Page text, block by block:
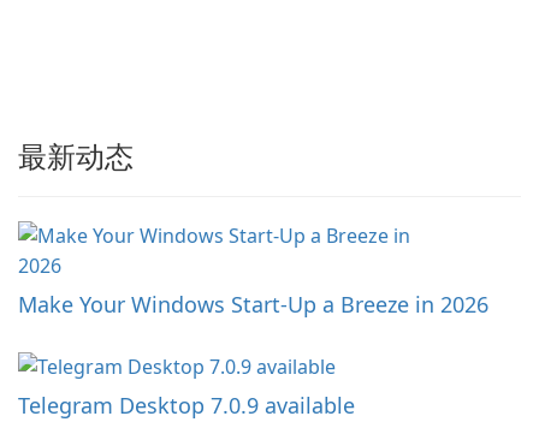
最新动态
Make Your Windows Start-Up a Breeze in 2026
Telegram Desktop 7.0.9 available